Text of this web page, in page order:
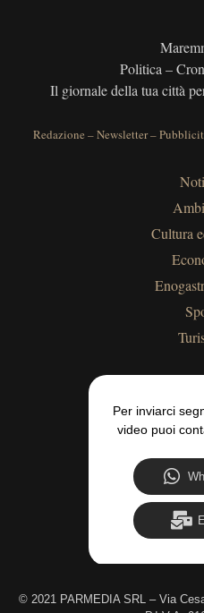
Politica –
Il giornale della tua città
Redazione –Newsletter–
Cultura
Per inviarci
video puoi
© 2021 PARMEDIA SRL – Via